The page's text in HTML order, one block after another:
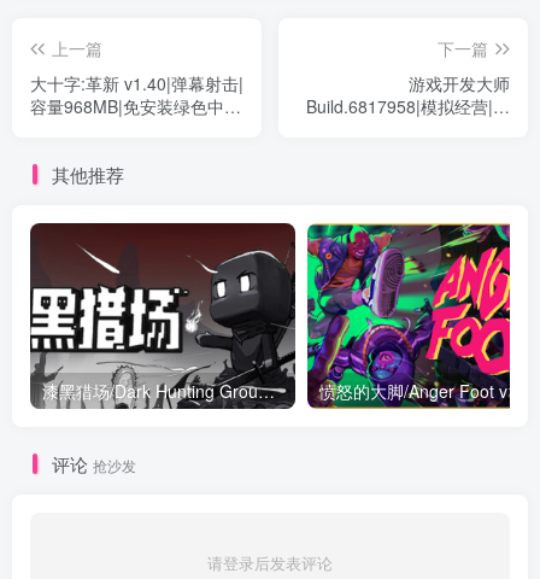
上一篇
大十字:革新 v1.40|弹幕射击|
容量968MB|免安装绿色中文
下一篇
游戏开发大师
Build.6817958|模拟经营|容
其他推荐
漆黑猎场/Dark Hunting Ground Build.19682458|动作冒险|容量1.8G|免安装绿色中文版
评论 抢沙发
请登录后发表评论